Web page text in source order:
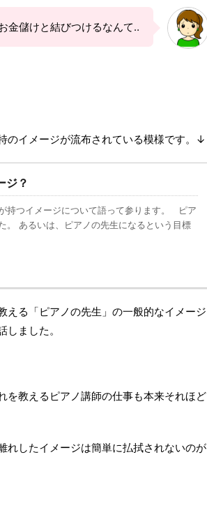
金儲けと結びつけるなんて‥
のイメージが流布されている模様です。↓
ジ？
持つイメージについて語って参ります。 ピア
。 あるいは、ピアノの先生になるという目標
える「ピアノの先生」の一般的なイメージ
ました。
を教えるピアノ講師の仕事も本来それほど
れしたイメージは簡単に払拭されないのが